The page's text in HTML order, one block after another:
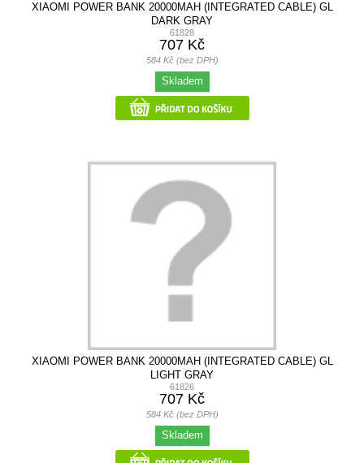
XIAOMI POWER BANK 20000MAH (INTEGRATED CABLE) GL
DARK GRAY
61828
707 Kč
584 Kč (bez DPH)
Skladem
XIAOMI POWER BANK 20000MAH (INTEGRATED CABLE) GL
LIGHT GRAY
61826
707 Kč
584 Kč (bez DPH)
Skladem